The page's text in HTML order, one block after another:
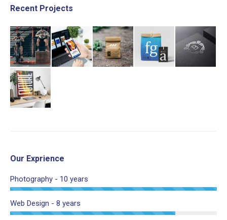
Recent Projects
Our Exprience
Photography - 10 years
Web Design - 8 years